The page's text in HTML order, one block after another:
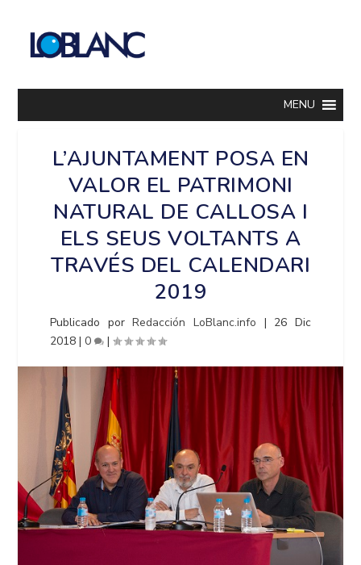
MENU
L’AJUNTAMENT POSA EN
VALOR EL PATRIMONI
NATURAL DE CALLOSA I
ELS SEUS VOLTANTS A
TRAVÉS DEL CALENDARI
2019
Publicado porRedacción LoBlanc.info | 26 Dic
2018 |0 |